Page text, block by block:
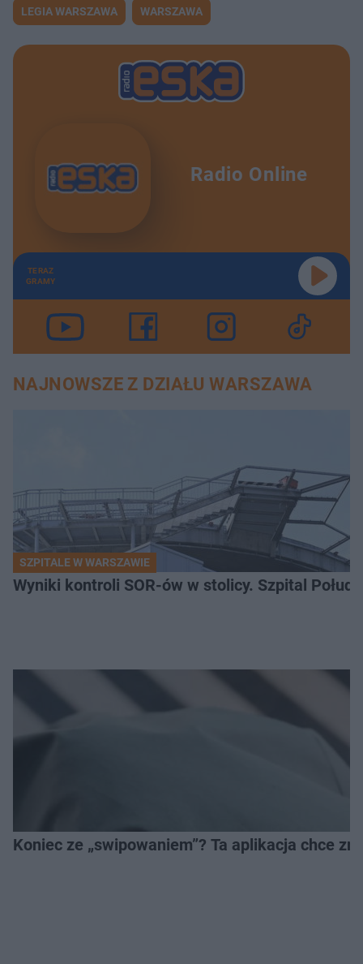
LEGIA WARSZAWA WARSZAWA
Radio Online
TERAZ
GRAMY
NAJNOWSZE Z DZIAŁU WARSZAWA
SZPITALE W WARSZAWIE
Wyniki kontroli SOR-ów w stolicy. Szpital
Koniec ze „swipowaniem”? Ta aplikacja chce